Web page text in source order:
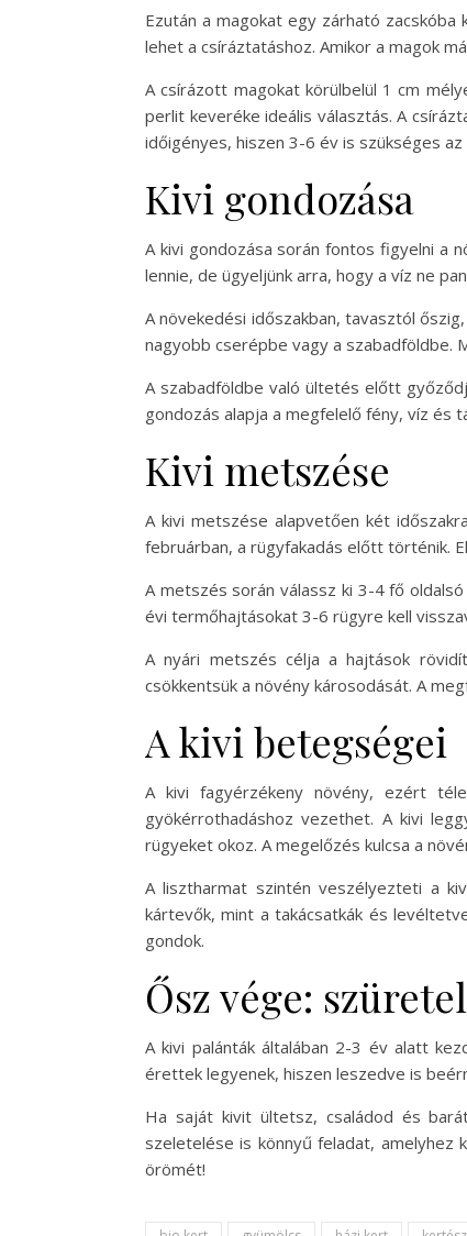
Ezután a magokat egy zárható zacskóba
lehet a csíráztatáshoz. Amikor a magok
A csírázott magokat körülbelül 1 cm
perlit keveréke ideális választás. A
időigényes, hiszen 3-6 év is szükséges
Kivi gondozása
A kivi gondozása során fontos figyelni a
lennie, de ügyeljünk arra, hogy a víz ne
A növekedési időszakban, tavasztól
nagyobb cserépbe vagy a szabadföldbe.
A szabadföldbe való ültetés előtt
gondozás alapja a megfelelő fény, víz és
Kivi metszése
A kivi metszése alapvetően két
februárban, a rügyfakadás előtt történik.
A metszés során válassz ki 3-4 fő
évi termőhajtásokat 3-6 rügyre kell
A nyári metszés célja a hajtások
csökkentsük a növény károsodását. A
A kivi betegségei
A kivi fagyérzékeny növény, ezért
gyökérrothadáshoz vezethet. A kivi
rügyeket okoz. A megelőzés kulcsa a
A lisztharmat szintén veszélyezteti a
kártevők, mint a takácsatkák és
gondok.
Ősz vége:
A kivi palánták általában 2-3 év alatt
érettek legyenek, hiszen leszedve is
Ha saját kivit ültetsz, családod és
szeletelése is könnyű feladat,
örömét!